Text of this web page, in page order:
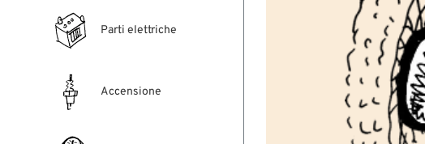
Parti elettriche
Accensione